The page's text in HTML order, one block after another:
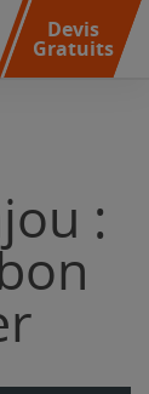
Devis
Gratuits
: